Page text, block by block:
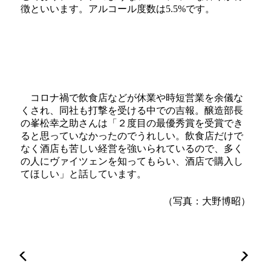
徴といいます。アルコール度数は5.5%です。
コロナ禍で飲食店などが休業や時短営業を余儀な
くされ、同社も打撃を受ける中での吉報。醸造部長
の峯松幸之助さんは「２度目の最優秀賞を受賞でき
ると思っていなかったのでうれしい。飲食店だけで
なく酒店も苦しい経営を強いられているので、多く
の人にヴァイツェンを知ってもらい、酒店で購入し
てほしい」と話しています。
（写真：大野博昭）